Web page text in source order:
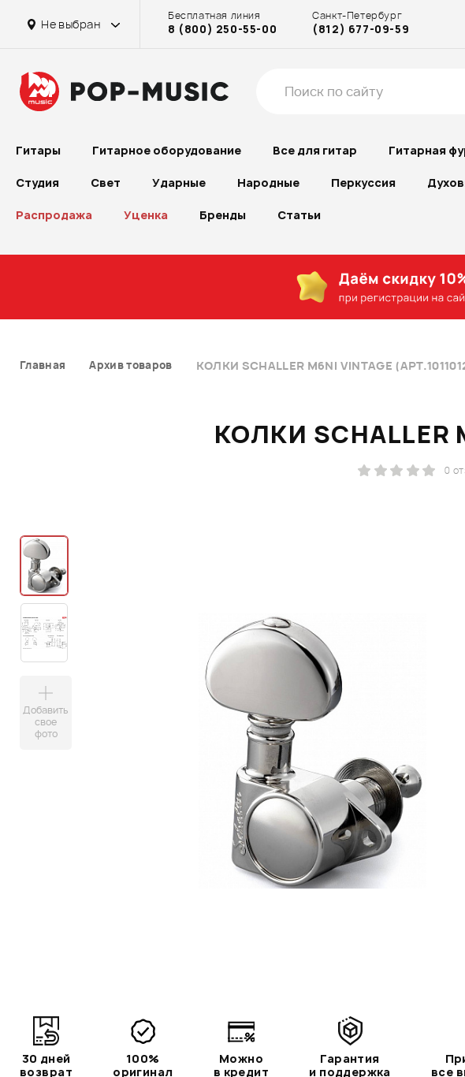
Не выбран
Бесплатная линия
8 (800) 250-55-00
Санкт-Петербург
(812) 677-09-59
Гитары Гитарное оборудование Все для гитар Гитарная
Студия Свет Ударные Народные Перкуссия
Распродажа Уценка Бренды Статьи
Главная Архив товаров КОЛКИ SCHALLER M6NI VINTAGE
КОЛКИ SCHALLER
0
Добавить
свое
фото
30 дней
возврат
100%
оригинал
Можно
в кредит
Гарантия
и поддержка
все